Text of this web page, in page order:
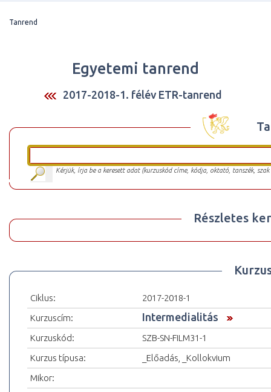
Tanrend
Egyetemi tanrend
2017-2018-1. félév ETR-tanrend
Kérjük, írja be a keresett adat (kurzuskód címe, kódja, oktató, tanszék,
Részletes
Ciklus:
2017-2018-1
Kurzuscím:
Intermedialitás
Kurzuskód:
SZB-SN-FILM31-1
Kurzus típusa:
_Előadás, _Kollokvium
Mikor: